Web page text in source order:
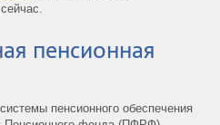
пенсионная
пенсионного обеспечения